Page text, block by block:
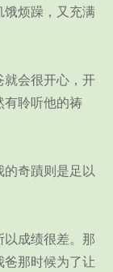
饿烦躁，又充满
会很开心，开
有聆听他的祷
奇蹟则是足以
成绩很差。那
爸那时候为了让